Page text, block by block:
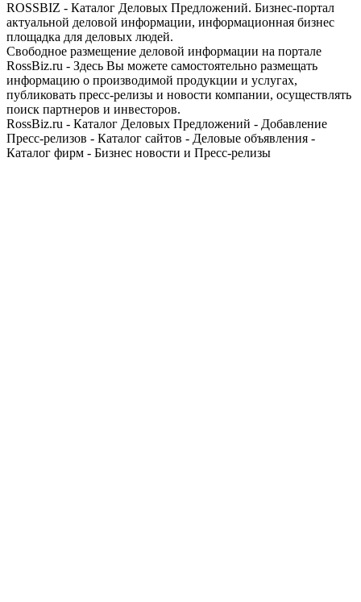
ROSSBIZ - Каталог Деловых Предложений. Бизнес-портал
актуальной деловой информации, информационная бизнес
площадка для деловых людей.
Свободное размещение деловой информации на портале
RossBiz.ru - Здесь Вы можете самостоятельно размещать
информацию о производимой продукции и услугах,
публиковать пресс-релизы и новости компании, осуществлять
поиск партнеров и инвесторов.
RossBiz.ru - Каталог Деловых Предложений - Добавление
Пресс-релизов - Каталог сайтов - Деловые объявления -
Каталог фирм - Бизнес новости и Пресс-релизы